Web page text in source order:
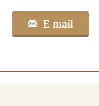
E-mail